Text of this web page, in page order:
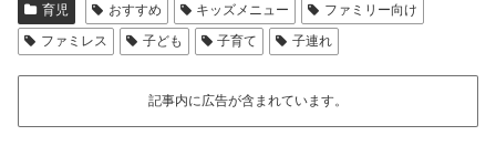
育児 おすすめ キッズメニュー
ファミリー向け
ファミレス
子ども 子育て 子連れ
記事内に広告が含まれています。